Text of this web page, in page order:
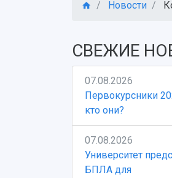
Новости
СВЕЖИЕ
07.08.2026
Первокурсники
кто они?
07.08.2026
Университет
БПЛА для